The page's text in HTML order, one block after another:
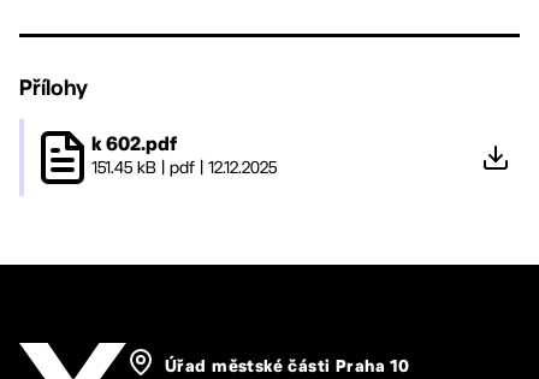
Přílohy
k 602.pdf
151.45 kB pdf 12.12.2025
Úřad městské části Praha 10